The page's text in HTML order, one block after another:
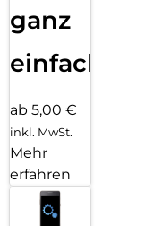
ganz
einfach
ab 5,00 €
inkl. MwSt.
Mehr
erfahren